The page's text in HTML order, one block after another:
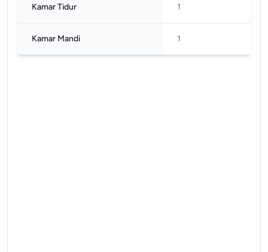
Kamar Tidur 1
Kamar Mandi 1